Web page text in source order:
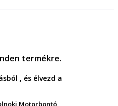
termékre.
, és élvezd a